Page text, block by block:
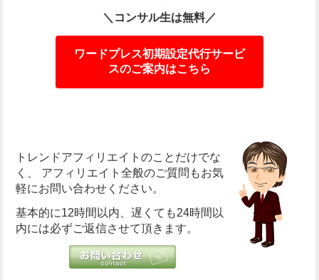
＼コンサル生は無料／
ワードプレス初期設定代行サービ
スのご案内はこちら
トレンドアフィリエイトのことだけでな
く、
アフィリエイト全般のご質問もお気
軽にお問い合わせください。
基本的に12時間以内、遅くても24時間以
内には必ずご返信させて頂きます。